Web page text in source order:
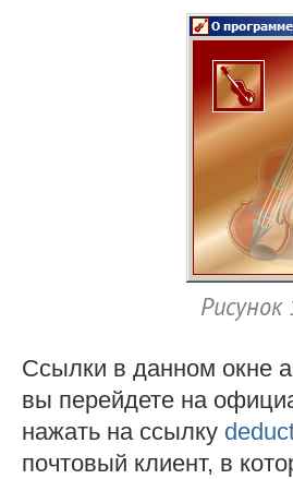
Ссылки в данном окне
вы перейдете на
нажать на ссылку
почтовый клиент, в